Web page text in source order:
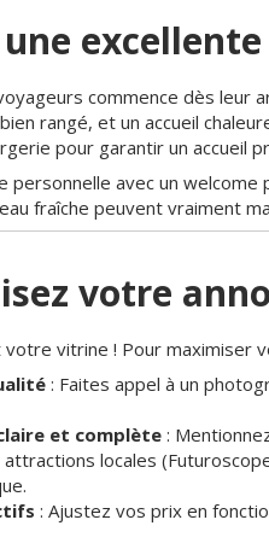
une
commence dès leur
rangé, et un accueil
pour garantir un accueil
personnelle avec un
fraîche peuvent vraiment
votre
vitrine ! Pour maximiser
: Faites appel à un
et complète :
locales
: Ajustez vos prix en